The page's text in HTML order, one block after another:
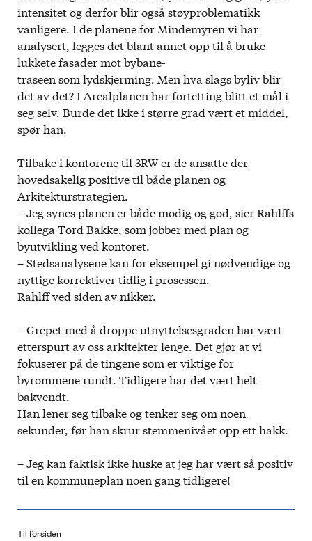
intensitet og derfor blir også støyproblematikk
vanligere. I de planene for Mindemyren vi har
analysert, legges det blant annet opp til å bruke
lukkete fasader mot bybane-
traseen som lydskjerming. Men hva slags byliv blir
det av det? I Arealplanen har fortetting blitt et mål i
seg selv. Burde det ikke i større grad vært et middel,
spør han.
Tilbake i kontorene til 3RW er de ansatte der
hovedsakelig positive til både planen og
Arkitekturstrategien.
– Jeg synes planen er både modig og god, sier Rahlffs
kollega Tord Bakke, som jobber med plan og
byutvikling ved kontoret.
– Stedsanalysene kan for eksempel gi nødvendige og
nyttige korrektiver tidlig i prosessen.
Rahlff ved siden av nikker.
– Grepet med å droppe utnyttelsesgraden har vært
etterspurt av oss arkitekter lenge. Det gjør at vi
fokuserer på de tingene som er viktige for
byrommene rundt. Tidligere har det vært helt
bakvendt.
Han lener seg tilbake og tenker seg om noen
sekunder, før han skrur stemmenivået opp ett hakk.
– Jeg kan faktisk ikke huske at jeg har vært så positiv
til en kommuneplan noen gang tidligere!
Til forsiden